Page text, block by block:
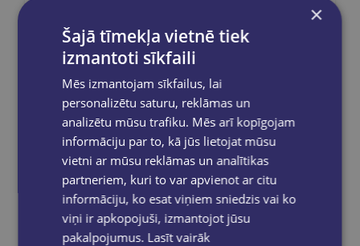
pasūtījums būs gatavs saņemšanai, saņemsi
e-pastu un/ vai SMS.
Dalies sociālajos tīklos:
×
Šajā tīmekļa vietnē tiek
izmantoti sīkfaili
Mēs izmantojam sīkfailus, lai
personalizētu saturu, reklāmas un
analizētu mūsu trafiku. Mēs arī kopīgojam
informāciju par to, kā jūs lietojat mūsu
vietni ar mūsu reklāmas un analītikas
partneriem, kuri to var apvienot ar citu
informāciju, ko esat viņiem sniedzis vai ko
viņi ir apkopojuši, izmantojot jūsu
pakalpojumus. Lasīt vairāk